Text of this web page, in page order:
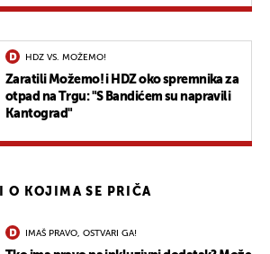
HDZ VS. MOŽEMO!
Zaratili Možemo! i HDZ oko spremnika za
otpad na Trgu: "S Bandićem su napravili
Kantograd"
O KOJIMA SE PRIČA
IMAŠ PRAVO, OSTVARI GA!